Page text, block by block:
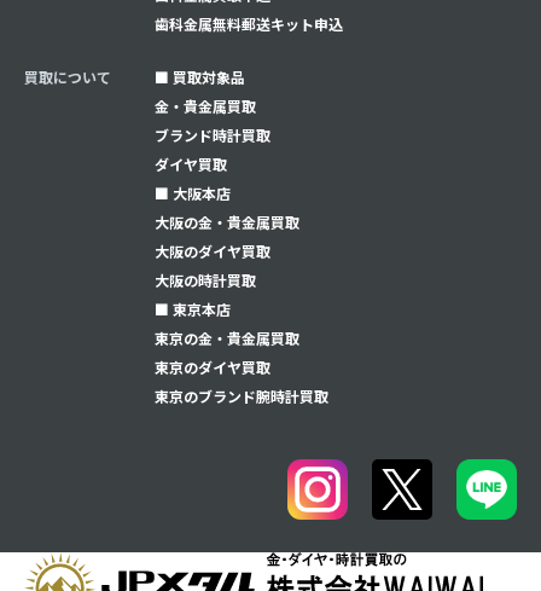
⻭科金属無料郵送キット申込
買取について
■ 買取対象品
金・貴金属買取
ブランド時計買取
ダイヤ買取
■ 大阪本店
大阪の金・貴金属買取
大阪のダイヤ買取
大阪の時計買取
■ 東京本店
東京の金・貴金属買取
東京のダイヤ買取
東京のブランド腕時計買取